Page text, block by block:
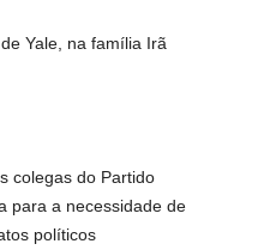
Yale, na família Irã
colegas do Partido
para a necessidade de
políticos